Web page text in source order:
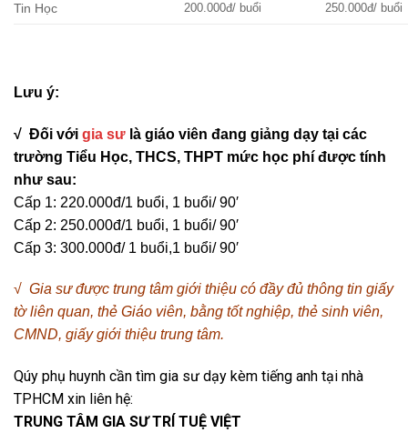
Tin Học 200.000đ/ buổi 250.000đ/ buổi
Lưu ý:
√ Đối với gia sư là giáo viên đang giảng dạy tại các
trường Tiểu Học, THCS, THPT mức học phí được tính
như sau:
Cấp 1: 220.000đ/1 buổi, 1 buổi/ 90′
Cấp 2: 250.000đ/1 buổi, 1 buổi/ 90′
Cấp 3: 300.000đ/ 1 buổi,1 buổi/ 90′
√ Gia sư được trung tâm giới thiệu có đầy đủ thông tin giấy
tờ liên quan, thẻ Giáo viên, bằng tốt nghiệp, thẻ sinh viên,
CMND, giấy giới thiệu trung tâm.
Qúy phụ huynh cần tìm gia sư dạy kèm tiếng anh tại nhà
TPHCM xin liên hệ:
TRUNG TÂM GIA SƯ TRÍ TUỆ VIỆT